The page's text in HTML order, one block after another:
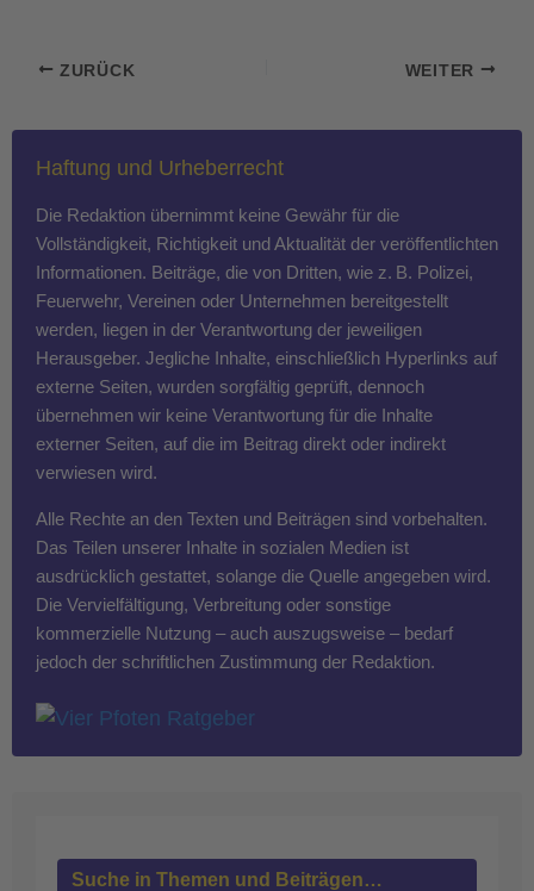
ZURÜCK WEITER
Haftung und Urheberrecht
Die Redaktion übernimmt keine Gewähr für die
Vollständigkeit, Richtigkeit und Aktualität der veröffentlichten
Informationen. Beiträge, die von Dritten, wie z. B. Polizei,
Feuerwehr, Vereinen oder Unternehmen bereitgestellt
werden, liegen in der Verantwortung der jeweiligen
Herausgeber. Jegliche Inhalte, einschließlich Hyperlinks auf
externe Seiten, wurden sorgfältig geprüft, dennoch
übernehmen wir keine Verantwortung für die Inhalte
externer Seiten, auf die im Beitrag direkt oder indirekt
verwiesen wird.
Alle Rechte an den Texten und Beiträgen sind vorbehalten.
Das Teilen unserer Inhalte in sozialen Medien ist
ausdrücklich gestattet, solange die Quelle angegeben wird.
Die Vervielfältigung, Verbreitung oder sonstige
kommerzielle Nutzung – auch auszugsweise – bedarf
jedoch der schriftlichen Zustimmung der Redaktion.
Suche in Themen und Beiträgen…